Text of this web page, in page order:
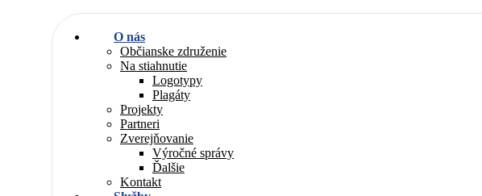
O nás
Občianske združenie
Na stiahnutie
Logotypy
Plagáty
Projekty
Partneri
Zverejňovanie
Výročné správy
Ďalšie
Kontakt